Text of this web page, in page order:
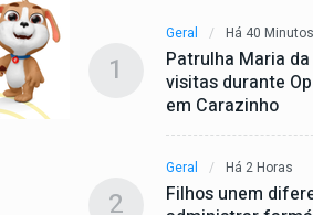
1
Geral Há 40 Minutos
Patrulha Maria
visitas durante
em Carazinho
2
Geral Há 2 Horas
Filhos unem